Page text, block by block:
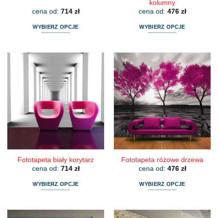
cena od: 714 zł
WYBIERZ OPCJE
wiele
wariantów.
Opcje
można
wybrać
na
stronie
kolumny
cena od: 476 zł
WYBIERZ OPCJE
ma
wiele
wariantów.
Opcje
można
wybrać
na
stronie
produktu
Fototapeta biały korytarz
cena od: 714 zł
WYBIERZ OPCJE
ma
Fototapeta różowe drzewa
cena od: 476 zł
WYBIERZ OPCJE